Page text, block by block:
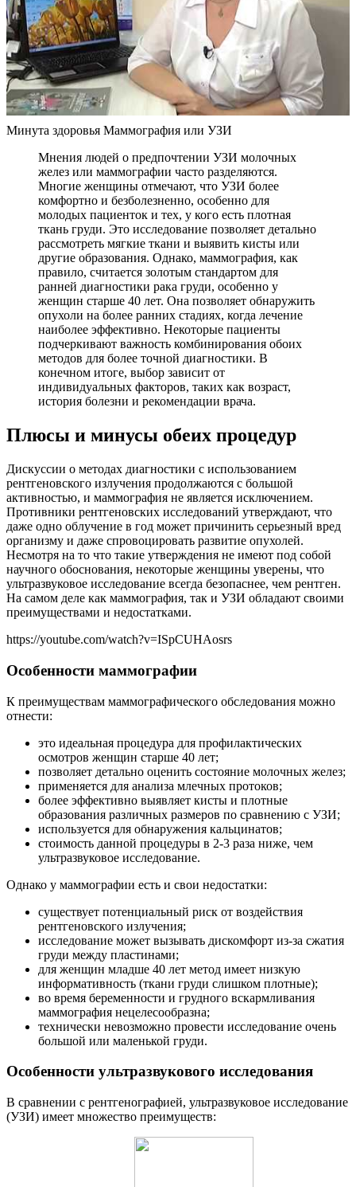
Минута здоровья Маммография или УЗИ
Мнения людей о предпочтении УЗИ молочных
желез или маммографии часто разделяются.
Многие женщины отмечают, что УЗИ более
комфортно и безболезненно, особенно для
молодых пациенток и тех, у кого есть плотная
ткань груди. Это исследование позволяет детально
рассмотреть мягкие ткани и выявить кисты или
другие образования. Однако, маммография, как
правило, считается золотым стандартом для
ранней диагностики рака груди, особенно у
женщин старше 40 лет. Она позволяет обнаружить
опухоли на более ранних стадиях, когда лечение
наиболее эффективно. Некоторые пациенты
подчеркивают важность комбинирования обоих
методов для более точной диагностики. В
конечном итоге, выбор зависит от
индивидуальных факторов, таких как возраст,
история болезни и рекомендации врача.
Плюсы и минусы обеих процедур
Дискуссии о методах диагностики с использованием
рентгеновского излучения продолжаются с большой
активностью, и маммография не является исключением.
Противники рентгеновских исследований утверждают, что
даже одно облучение в год может причинить серьезный вред
организму и даже спровоцировать развитие опухолей.
Несмотря на то что такие утверждения не имеют под собой
научного обоснования, некоторые женщины уверены, что
ультразвуковое исследование всегда безопаснее, чем рентген.
На самом деле как маммография, так и УЗИ обладают своими
преимуществами и недостатками.
https://youtube.com/watch?v=ISpCUHAosrs
Особенности маммографии
К преимуществам маммографического обследования можно
отнести:
это идеальная процедура для профилактических
осмотров женщин старше 40 лет;
позволяет детально оценить состояние молочных желез;
применяется для анализа млечных протоков;
более эффективно выявляет кисты и плотные
образования различных размеров по сравнению с УЗИ;
используется для обнаружения кальцинатов;
стоимость данной процедуры в 2-3 раза ниже, чем
ультразвуковое исследование.
Однако у маммографии есть и свои недостатки:
существует потенциальный риск от воздействия
рентгеновского излучения;
исследование может вызывать дискомфорт из-за сжатия
груди между пластинами;
для женщин младше 40 лет метод имеет низкую
информативность (ткани груди слишком плотные);
во время беременности и грудного вскармливания
маммография нецелесообразна;
технически невозможно провести исследование очень
большой или маленькой груди.
Особенности ультразвукового исследования
В сравнении с рентгенографией, ультразвуковое исследование
(УЗИ) имеет множество преимуществ: